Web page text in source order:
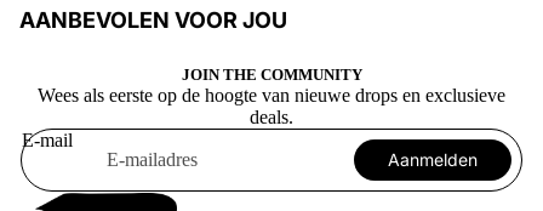
AANBEVOLEN VOOR JOU
JOIN THE COMMUNITY
Wees als eerste op de hoogte van nieuwe drops en exclusieve
deals.
E-mail
Aanmelden